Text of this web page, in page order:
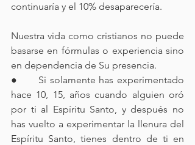
continuaría y el 10% desaparecería.
Nuestra vida como cristianos no puede
basarse en fórmulas o experiencia sino
en dependencia de Su presencia.
●      Si solamente has experimentado
hace 10, 15, años cuando alguien oró
por ti al Espíritu Santo, y después no
has vuelto a experimentar la llenura del
Espíritu Santo, tienes dentro de ti en